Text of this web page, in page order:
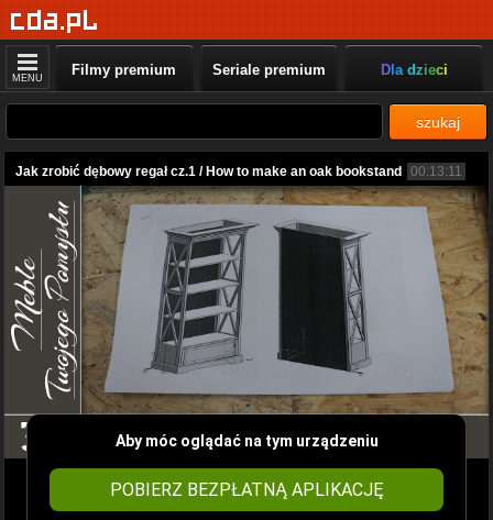
MENU Filmy premium Seriale premium Dla dzieci
szukaj
Jak zrobić dębowy regał cz.1 / How to make an oak bookstand 00:13:11
Aby móc oglądać na tym urządzeniu
POBIERZ BEZPŁATNĄ APLIKACJĘ